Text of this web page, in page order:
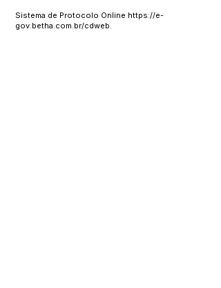
Sistema de Protocolo Online https://e-
gov.betha.com.br/cdweb.